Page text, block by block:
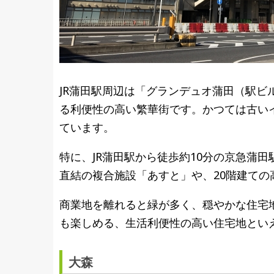
JR蒲田駅周辺は「グランデュオ蒲田（駅
る利便性の高い繁華街です。かつては古
ています。
特に、JR蒲田駅から徒歩約10分の京急蒲
直結の複合施設「あすと」や、20階建て
商業地を離れると緑が多く、穏やかな住
も楽しめる、生活利便性の高い住宅地とい
大森